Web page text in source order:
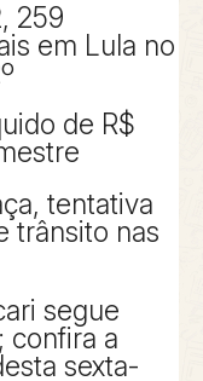
259
em Lula no
de R$
tentativa
trânsito nas
segue
confira a
sexta-